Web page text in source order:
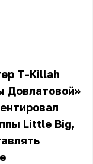
T-Killah
Довлатовой»
Little Big,